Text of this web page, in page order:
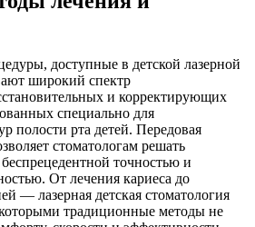
доступные в детской лазерной
широкий спектр
и корректирующих
специально для
полости рта детей. Передовая
стоматологам решать
точностью и
От лечения кариеса до
— лазерная детская стоматология
традиционные методы не